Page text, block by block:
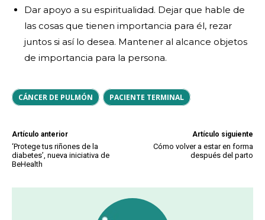
Dar apoyo a su espiritualidad. Dejar que hable de
las cosas que tienen importancia para él, rezar
juntos si así lo desea. Mantener al alcance objetos
de importancia para la persona.
CÁNCER DE PULMÓN PACIENTE TERMINAL
Artículo anterior
‘Protege tus riñones de la
diabetes’, nueva iniciativa de
BeHealth
Artículo siguiente
Cómo volver a estar en forma
después del parto